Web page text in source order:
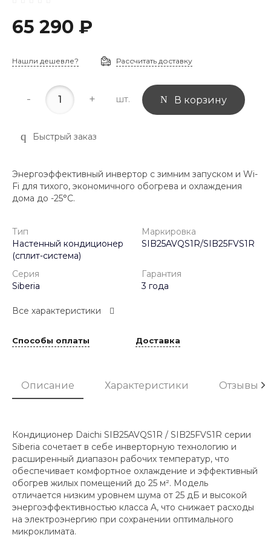
65 290 ₽
Нашли дешевле? Рассчитать доставку
- + шт. В корзину
Быстрый заказ
Энергоэффективный инвертор с зимним запуском и Wi-
Fi для тихого, экономичного обогрева и охлаждения
дома до -25°C.
Тип
Настенный кондиционер
(сплит-система)
Маркировка
SIB25AVQS1R/SIB25FVS1R
Серия
Siberia
Гарантия
3 года
Все характеристики
Способы оплаты Доставка
Описание Характеристики Отзывы
Кондиционер Daichi SIB25AVQS1R / SIB25FVS1R серии
Siberia сочетает в себе инверторную технологию и
расширенный диапазон рабочих температур, что
обеспечивает комфортное охлаждение и эффективный
обогрев жилых помещений до 25 м². Модель
отличается низким уровнем шума от 25 дБ и высокой
энергоэффективностью класса A, что снижает расходы
на электроэнергию при сохранении оптимального
микроклимата.